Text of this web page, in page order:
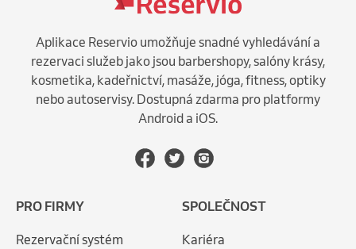
Aplikace Reservio umožňuje snadné vyhledávání a
rezervaci služeb jako jsou barbershopy, salóny krásy,
kosmetika, kadeřnictví, masáže, jóga, fitness, optiky
nebo autoservisy. Dostupná zdarma pro platformy
Android a iOS.
PRO FIRMY
Rezervační systém
SPOLEČNOST
Kariéra